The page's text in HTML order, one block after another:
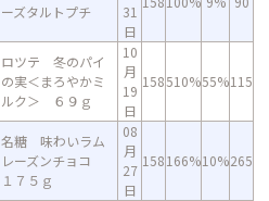
ーズタルトプチ
31
日
ロツテ 冬のパイ
の実＜まろやかミ
ルク＞ ６９ｇ
10
月
19
日
158510%55%115
名糖 味わいラム
レーズンチョコ
１７５ｇ
08
月
27
日
158166%10%265